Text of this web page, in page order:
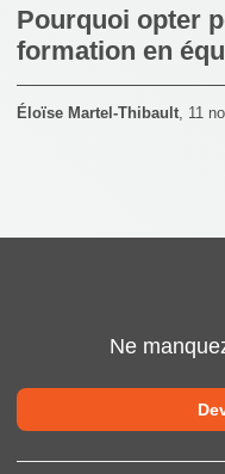
Pourquoi opter
formation en
Éloïse Martel-Thibault, 11
Ne